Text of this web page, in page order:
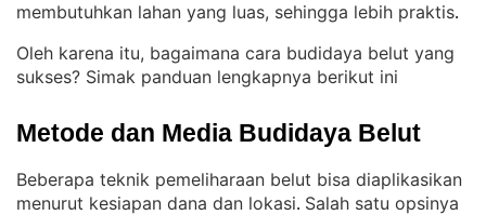
membutuhkan lahan yang luas, sehingga lebih praktis.
Oleh karena itu, bagaimana cara budidaya belut yang
sukses? Simak panduan lengkapnya berikut ini
Metode dan Media Budidaya Belut
Beberapa teknik pemeliharaan belut bisa diaplikasikan
menurut kesiapan dana dan lokasi. Salah satu opsinya